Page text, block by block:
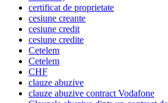
certificat de proprietate
cesiune creante
cesiune credit
cesiune credite
Cetelem
Cetelem
CHF
clauze abuzive
clauze abuzive contract Vodafone